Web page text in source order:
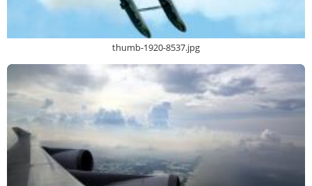
thumb-1920-8537.jpg